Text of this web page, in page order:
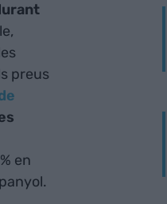
preus
en